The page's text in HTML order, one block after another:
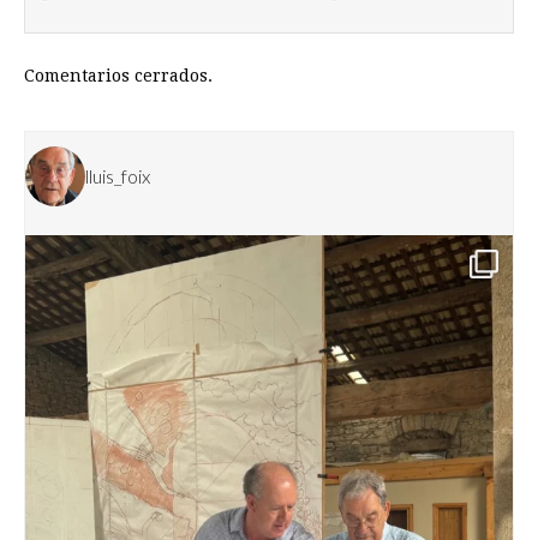
Comentarios cerrados.
lluis_foix